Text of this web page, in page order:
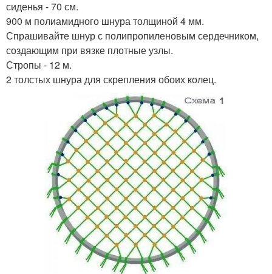
сиденья - 70 см.
900 м полиамидного шнура толщиной 4 мм.
Спрашивайте шнур с полипропиленовым сердечником,
создающим при вязке плотные узлы.
Стропы - 12 м.
2 толстых шнура для скрепления обоих колец.